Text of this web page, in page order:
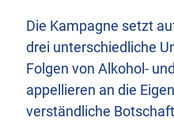
Die Kampagne setzt
drei unterschiedliche
Folgen von Alkohol-
appellieren an die
verständliche